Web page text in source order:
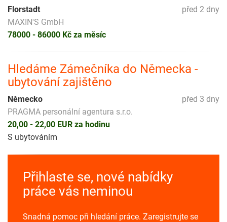
před 2 dny
Florstadt
MAXIN'S GmbH
78000 - 86000 Kč za měsíc
Hledáme Zámečníka do Německa -
ubytování zajištěno
před 3 dny
Německo
PRAGMA personální agentura s.r.o.
20,00 - 22,00 EUR za hodinu
S ubytováním
Přihlaste se, nové nabídky
práce vás neminou
Snadná pomoc při hledání práce. Zaregistrujte se